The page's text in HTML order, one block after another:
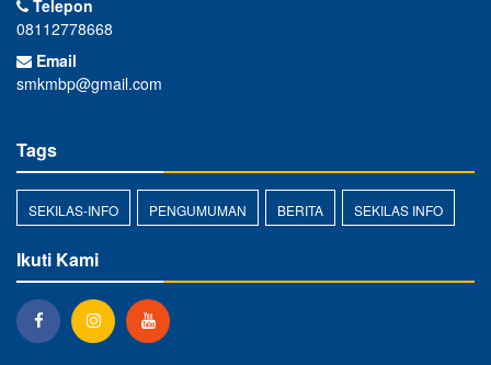
Telepon
08112778668
Email
smkmbp@gmail.com
Tags
SEKILAS-INFO PENGUMUMAN BERITA SEKILAS INFO
Ikuti Kami